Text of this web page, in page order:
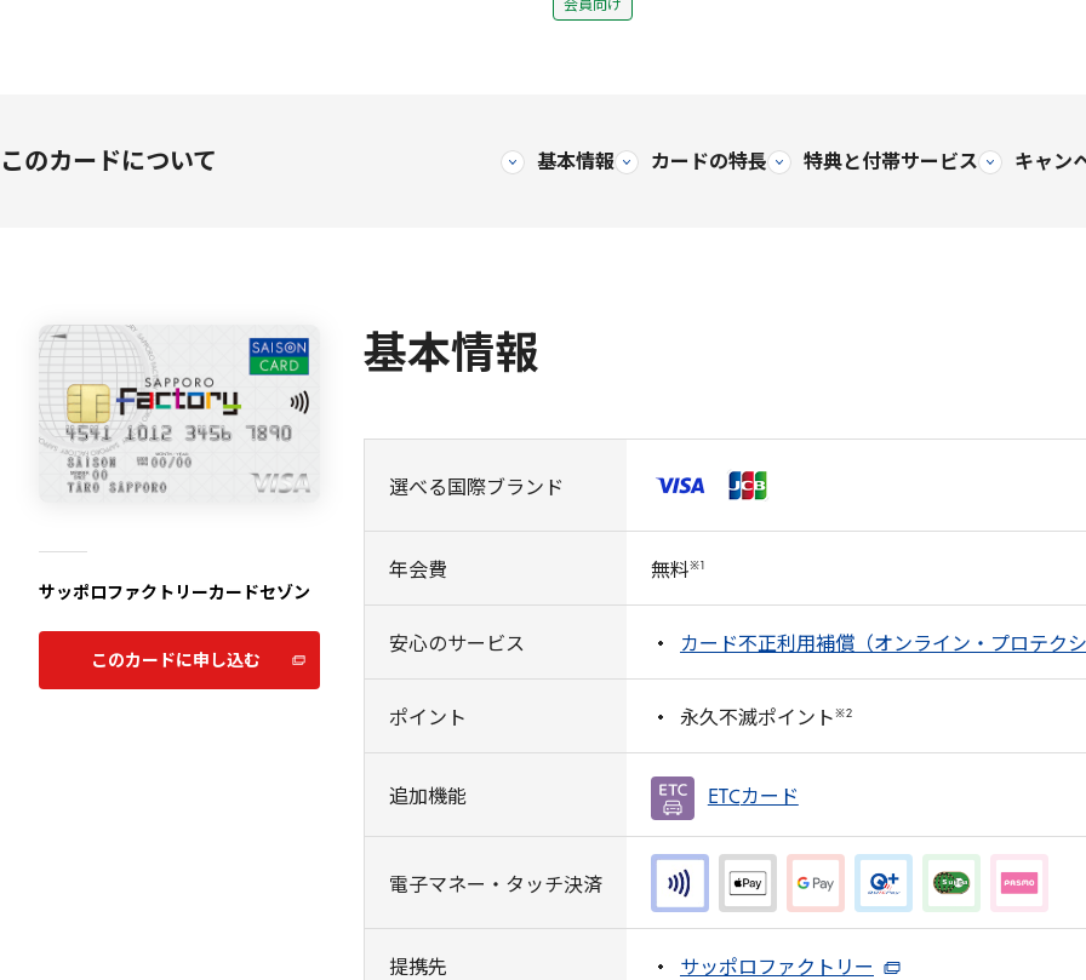
会員向け
このカードについて 基本情報 カードの特長 特典と付帯サービス キャン
サッポロファクトリーカードセゾン
このカードに申し込む
基本情報
選べる国際ブランド
年会費 無料※
安心のサービス カード不正利用補償（オンライン・プロテク
ポイント 永久不滅ポイント ※2
追加機能 ETCカード
電子マネー・タッチ決済
提携先 サッポロファクトリー